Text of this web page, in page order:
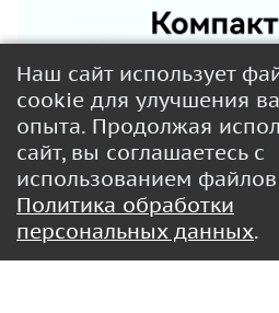
Наш сайт использует
cookie для улучшения
опыта. Продолжая
сайт, вы соглашаетесь с
использованием
Политика обработки
персональных данных.